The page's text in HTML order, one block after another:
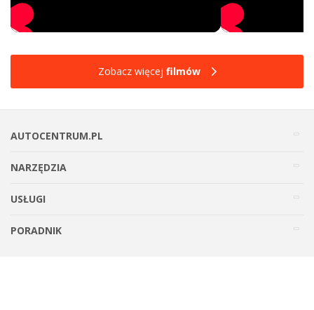
Zobacz więcej filmów
AUTOCENTRUM.PL
NARZĘDZIA
USŁUGI
PORADNIK